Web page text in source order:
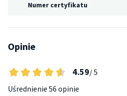
Numer certyfikatu
Opinie
4.59/ 5
Uśrednienie 56 opinie